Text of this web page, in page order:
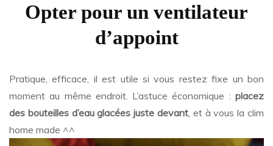
Opter pour un ventilateur
d’appoint
Pratique, efficace, il est utile si vous restez fixe un bon
moment au même endroit. L’astuce économique : placez
des bouteilles d’eau glacées juste devant , et à vous la clim
home made ^^